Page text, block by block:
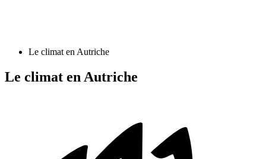
Le climat en Autriche
Le climat en Autriche